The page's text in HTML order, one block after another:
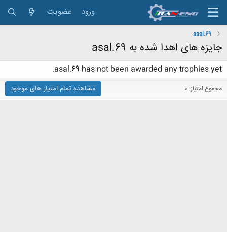
ورود عضویت
asal.69
جایزه های اهدا شده به asal.69
asal.69 has not been awarded any trophies yet.
مجموع امتیاز: 0 مشاهده تمام امتیاز های موجود